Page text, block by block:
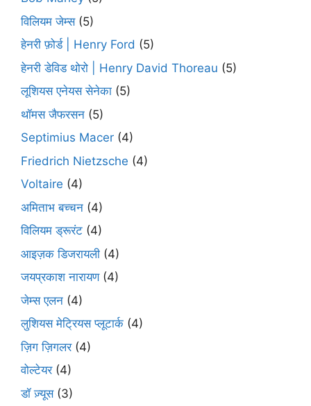
विलियम जेम्स(5)
हेनरी फ़ोर्ड | Henry Ford (5)
हेनरी डेविड थोरो | Henry David Thoreau (5)
लूशियस एनेयस सेनेका (5)
थॉमस जैफरसन (5)
Septimius Macer (4)
Friedrich Nietzsche (4)
Voltaire (4)
अमिताभ बच्चन (4)
विलियम ड्रूरंट (4)
आइज़क डिजरायली (4)
जयप्रकाश नारायण(4)
जेम्स एलन (4)
लुशियस मेट्रियस प्लूटार्क (4)
ज़िग ज़िगलर(4)
वोल्टेयर(4)
डॉ ज़्यूस(3)